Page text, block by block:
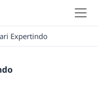
Expertindo